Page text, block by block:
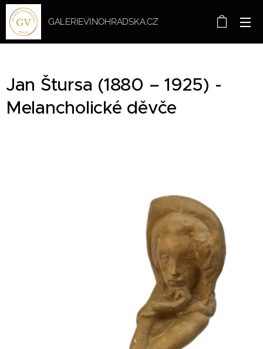
GALERIEVINOHRADSKA.CZ
Jan Štursa (1880 – 1925) -
Melancholické děvče